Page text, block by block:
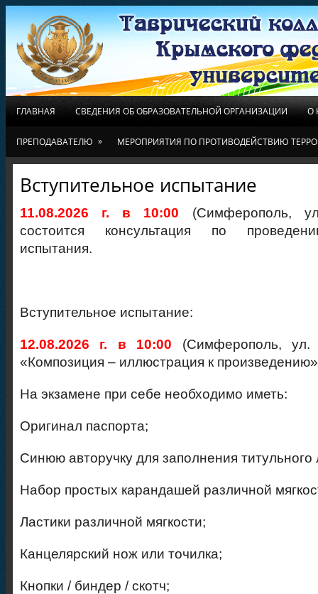
ГЛАВНАЯ СВЕДЕНИЯ ОБ ОБРАЗОВАТЕЛЬНОЙ ОРГАНИЗАЦИИ О
ПРЕПОДАВАТЕЛЮ » МЕРОПРИЯТИЯ ПО ПРОТИВОДЕЙСТВИЮ
Вступительное испытание
11.08.2026 г. в 10:00 (Симферополь,
состоится консультация по
испытания.
Вступительное испытание:
12.08.2026 г. в 10:00 (Симферополь, ул.
«Композиция – иллюстрация к произведению»
На экзамене при себе необходимо иметь:
Оригинал паспорта;
Синюю авторучку для заполнения титульного
Набор простых карандашей различной
Ластики различной мягкости;
Канцелярский нож или точилка;
Кнопки / биндер / скотч;